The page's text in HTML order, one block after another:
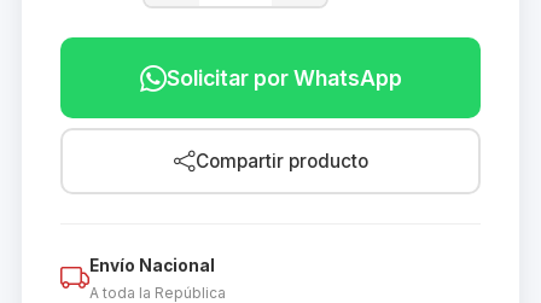
Solicitar por WhatsApp
Compartir producto
Envío Nacional
A toda la República